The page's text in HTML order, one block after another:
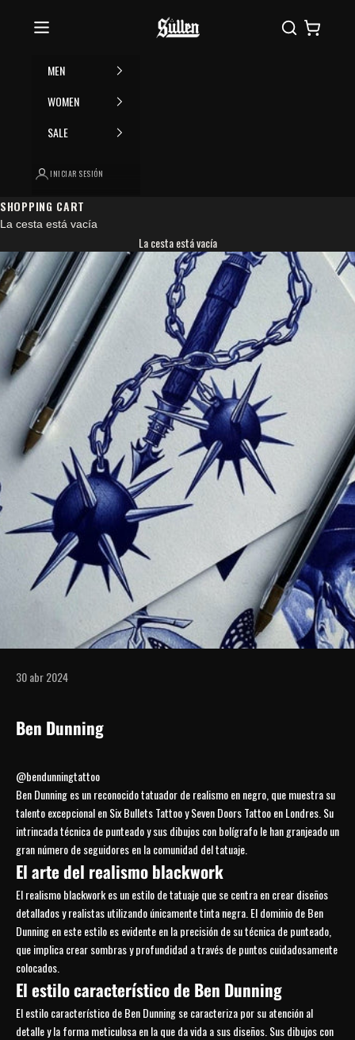
Sullen
BuscarCesta
MEN
WOMEN
SALE
INICIAR SESIÓN
SHOPPING CART
La cesta está vacía
La cesta está vacía
30 abr 2024
Ben Dunning
@bendunningtattoo
Ben Dunning es un reconocido tatuador de realismo en negro, que muestra su
talento excepcional en Six Bullets Tattoo y Seven Doors Tattoo en Londres. Su
intrincada técnica de punteado y sus dibujos con bolígrafo le han granjeado un
gran número de seguidores en la comunidad del tatuaje.
El arte del realismo blackwork
El realismo blackwork es un estilo de tatuaje que se centra en crear diseños
detallados y realistas utilizando únicamente tinta negra. El dominio de Ben
Dunning en este estilo es evidente en la precisión de su técnica de punteado,
que implica crear sombras y profundidad a través de puntos cuidadosamente
colocados.
El estilo característico de Ben Dunning
El estilo característico de Ben Dunning se caracteriza por su atención al
detalle y la forma meticulosa en la que da vida a sus diseños. Sus dibujos con